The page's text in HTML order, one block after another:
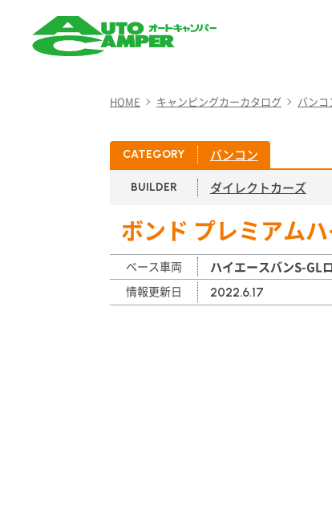
キャンパー）
HOME キャンピングカーカタログ バンコ
CATEGORY バンコン
BUILDER ダイレクトカーズ
ボンド プレミアム
ベース車両 ハイエースバンS-GL
情報更新日 2022.6.17